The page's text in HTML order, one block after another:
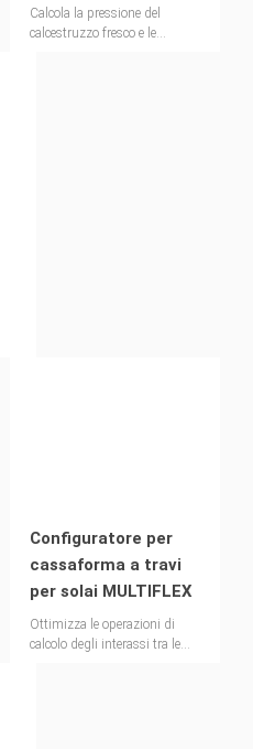
Calcola la pressione del
calcestruzzo fresco e le
Configuratore per
cassaforma a travi
per solai MULTIFLEX
Ottimizza le operazioni di
calcolo degli interassi tra le